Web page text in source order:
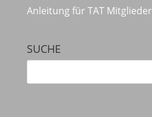
Anleitung für TAT Mitglieder
SUCHE